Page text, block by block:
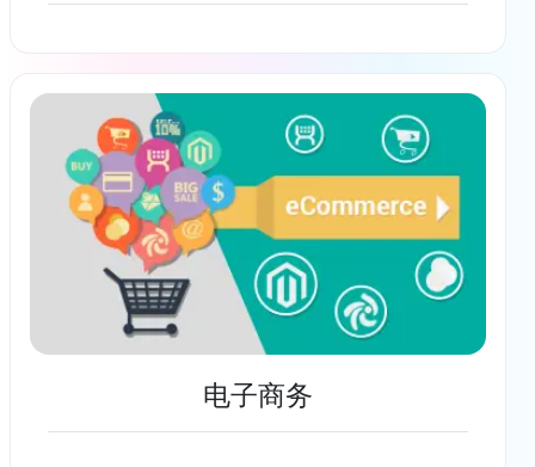
了解更多
电子商务